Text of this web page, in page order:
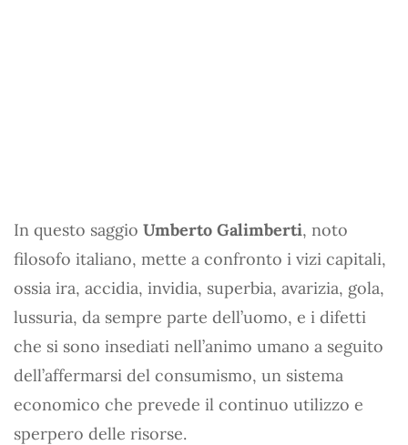
In questo saggio Umberto Galimberti, noto
filosofo italiano, mette a confronto i vizi capitali,
ossia ira, accidia, invidia, superbia, avarizia, gola,
lussuria, da sempre parte dell’uomo, e i difetti
che si sono insediati nell’animo umano a seguito
dell’affermarsi del consumismo, un sistema
economico che prevede il continuo utilizzo e
sperpero delle risorse.